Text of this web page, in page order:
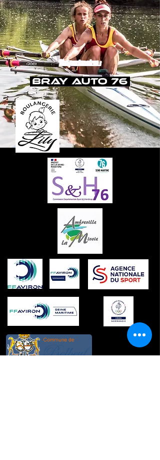
Nos partenaires :